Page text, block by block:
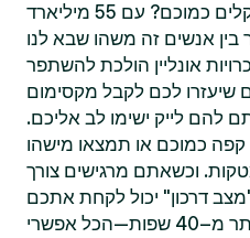
שאכפת לו משינוי האקלים כמוכם? עם 55 מיליארד
אנשים זה משהו שבא לנו
אונליין הולכת להשתפר
שיעזרו לכם לקבל מקסימום
להם לייק ישימו לב אליכם.
קפה כמוכם או תמצאו מישהו
וכשאתם מרגישים צורך
דרכון" יכול לקחת אתכם
ליותר מ–190 מדינות ביותר מ–40 שפות—הכל אפשרי